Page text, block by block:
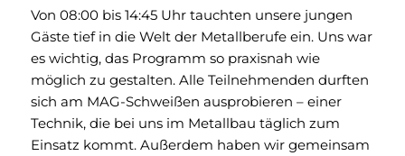
Von 08:00 bis 14:45 Uhr tauchten unsere jungen
Gäste tief in die Welt der Metallberufe ein. Uns war
es wichtig, das Programm so praxisnah wie
möglich zu gestalten. Alle Teilnehmenden durften
sich am MAG-Schweißen ausprobieren – einer
Technik, die bei uns im Metallbau täglich zum
Einsatz kommt. Außerdem haben wir gemeinsam